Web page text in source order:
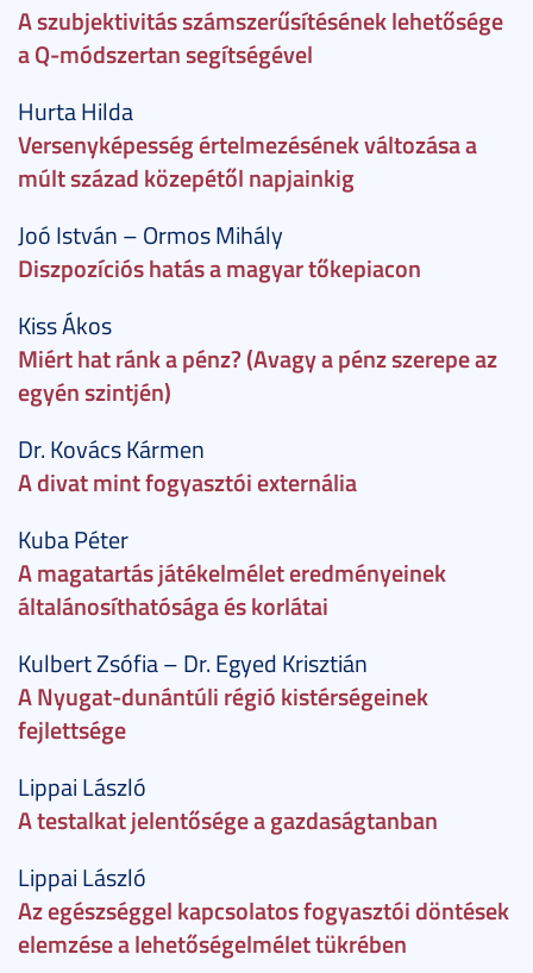
A szubjektivitás számszerűsítésének lehetősége
a Q-módszertan segítségével
Hurta Hilda
Versenyképesség értelmezésének változása a
múlt század közepétől napjainkig
Joó István – Ormos Mihály
Diszpozíciós hatás a magyar tőkepiacon
Kiss Ákos
Miért hat ránk a pénz? (Avagy a pénz szerepe az
egyén szintjén)
Dr. Kovács Kármen
A divat mint fogyasztói externália
Kuba Péter
A magatartás játékelmélet eredményeinek
általánosíthatósága és korlátai
Kulbert Zsófia – Dr. Egyed Krisztián
A Nyugat-dunántúli régió kistérségeinek
fejlettsége
Lippai László
A testalkat jelentősége a gazdaságtanban
Lippai László
Az egészséggel kapcsolatos fogyasztói döntések
elemzése a lehetőségelmélet tükrében